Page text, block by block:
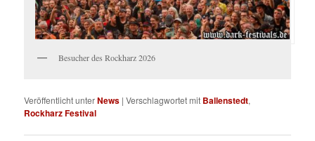
Besucher des Rockharz 2026
Veröffentlicht unterNews |Verschlagwortet mit Ballenstedt,
Rockharz Festival